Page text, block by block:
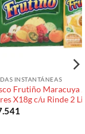
INSTANTÁNEAS
Frutiño Maracuya
X18g c/u Rinde 2